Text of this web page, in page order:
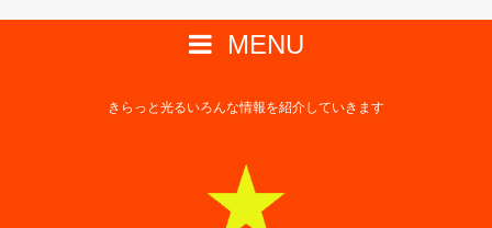
MENU
きらっと光るいろんな情報を紹介していきます